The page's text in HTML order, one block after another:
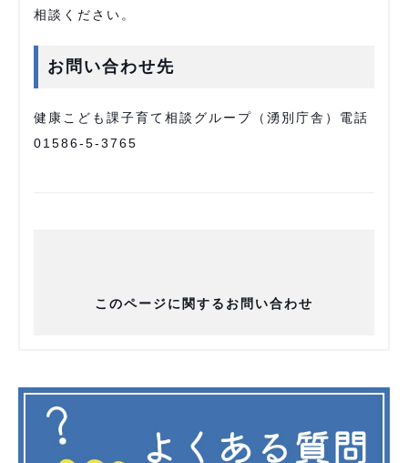
相談ください。
お問い合わせ先
健康こども課子育て相談グループ（湧別庁舎）電話
01586-5-3765
このページに関するお問い合わせ